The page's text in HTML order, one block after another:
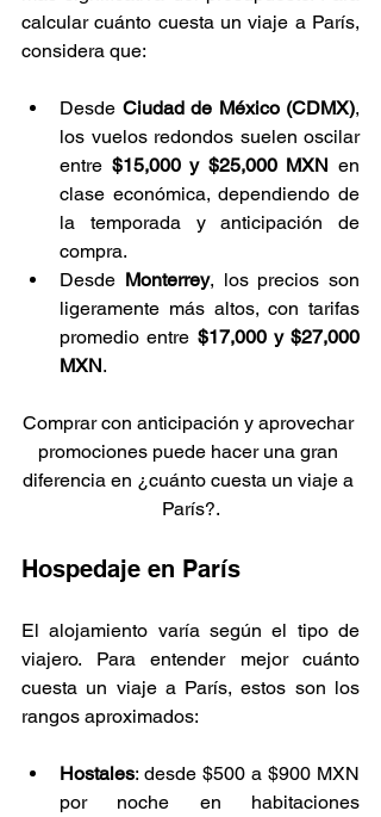
calcular cuánto cuesta un viaje a París,
considera que:
Desde Ciudad de México (CDMX),
los vuelos redondos suelen oscilar
entre $15,000 y $25,000 MXN en
clase económica, dependiendo de
la temporada y anticipación de
compra.
Desde Monterrey, los precios son
ligeramente más altos, con tarifas
promedio entre $17,000 y $27,000
MXN.
Comprar con anticipación y aprovechar
promociones puede hacer una gran
diferencia en ¿cuánto cuesta un viaje a
París?.
Hospedaje en París
El alojamiento varía según el tipo de
viajero. Para entender mejor cuánto
cuesta un viaje a París, estos son los
rangos aproximados:
Hostales: desde $500 a $900 MXN
por noche en habitaciones